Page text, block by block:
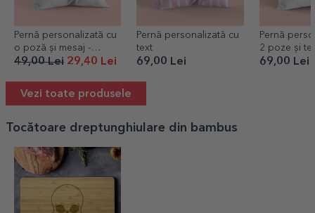
Pernă personalizată cu
o poză și mesaj -
FRIENDS
49,00 Lei 29,40 Lei
Pernă personalizată cu
text
69,00 Lei
Pernă
2 poze și
acum
69,00 Lei
Vezi toate produsele
Tocătoare dreptunghiulare din bambus